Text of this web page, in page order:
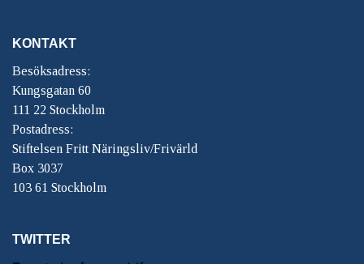
KONTAKT
Besöksadress:
Kungsgatan 60
111 22 Stockholm
Postadress:
Stiftelsen Fritt Näringsliv/Frivärld
Box 3037
103 61 Stockholm
TWITTER